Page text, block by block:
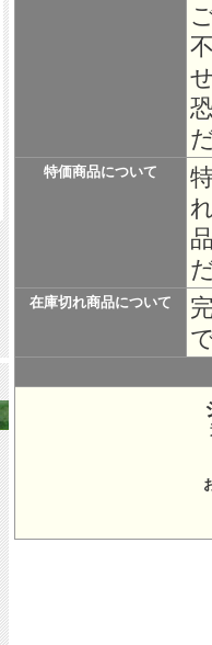
特価商品について
在庫切れ商品について